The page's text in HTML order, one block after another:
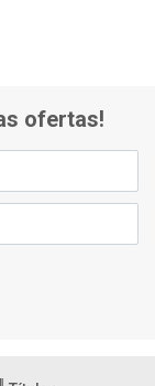
ofertas!